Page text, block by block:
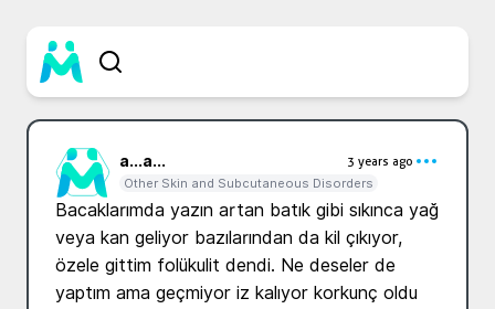
a...a...
3 years ago
Other Skin and Subcutaneous Disorders
Bacaklarımda yazın artan batık gibi sıkınca yağ
veya kan geliyor bazılarından da kil çıkıyor,
özele gittim folükulit dendi. Ne deseler de
yaptım ama geçmiyor iz kalıyor korkunç oldu